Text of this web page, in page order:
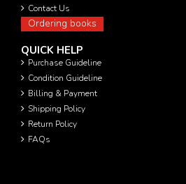
Contact Us
Ordering books
QUICK HELP
Purchase Guideline
Condition Guideline
Billing & Payment
Shipping Policy
Return Policy
FAQs